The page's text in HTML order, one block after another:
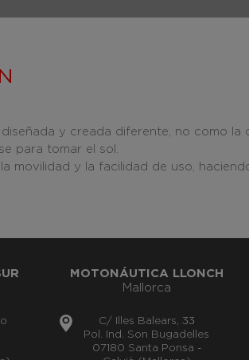
y creada diferente, no como la
para tomar el sol.
movilidad y la facilidad de uso,
MOTONÁUTICA LLONCH
Mallorca
C/ Illes Balears, 33
Pol. Ind. Son Bugadelles
07180 Santa Ponsa -